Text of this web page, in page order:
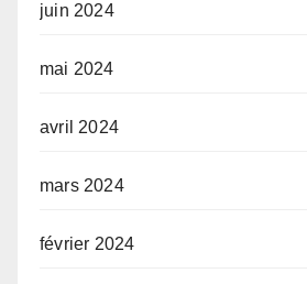
juin 2024
mai 2024
avril 2024
mars 2024
février 2024